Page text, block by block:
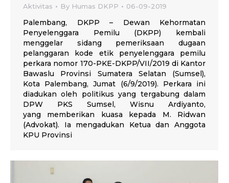
Aktivitas By Humas DKPP 06-09-2019
Palembang, DKPP – Dewan Kehormatan
Penyelenggara Pemilu (DKPP) kembali
menggelar sidang pemeriksaan dugaan
pelanggaran kode etik penyelenggara pemilu
perkara nomor 170-PKE-DKPP/VII/2019 di Kantor
Bawaslu Provinsi Sumatera Selatan (Sumsel),
Kota Palembang, Jumat (6/9/2019). Perkara ini
diadukan oleh politikus yang tergabung dalam
DPW PKS Sumsel, Wisnu Ardiyanto,
yang memberikan kuasa kepada M. Ridwan
(Advokat). Ia mengadukan Ketua dan Anggota
KPU Provinsi